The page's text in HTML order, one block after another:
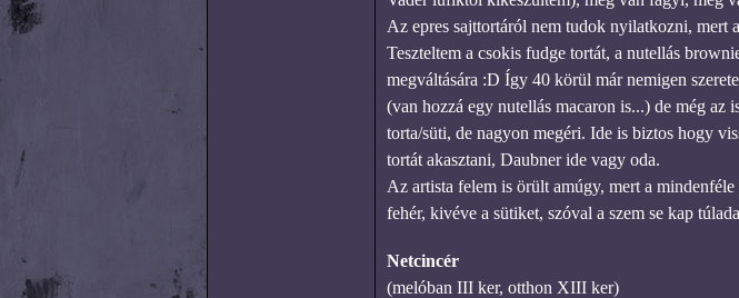
Az epres sajttortáról nem tudok nyilatkozni, mert
Teszteltem a csokis fudge tortát, a nutellás
megváltására :D Így 40 körül már nemigen
(van hozzá egy nutellás macaron is...) de még az
torta/süti, de nagyon megéri. Ide is biztos hogy
tortát akasztani, Daubner ide vagy oda.
Az artista felem is örült amúgy, mert a
fehér, kivéve a sütiket, szóval a szem se kap
Netcincér
(melóban III ker, otthon XIII ker)